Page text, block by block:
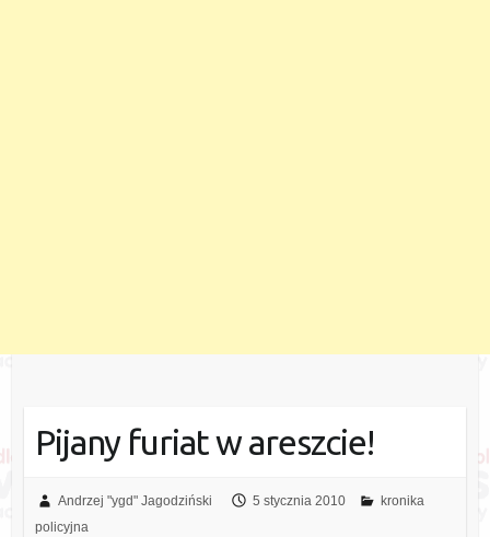
Pijany furiat w areszcie!
Andrzej "ygd" Jagodziński 5 stycznia 2010
kronika
policyjna